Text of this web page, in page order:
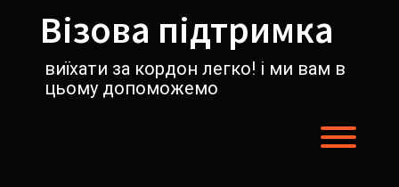
содержимомуВізова підтримка
виїхати за кордон легко! і ми вам в
цьому допоможемо